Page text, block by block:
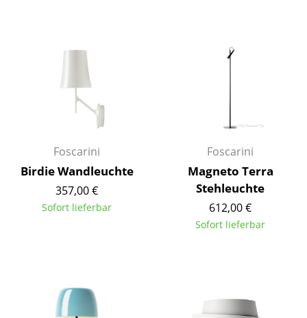
... alle Tische
Aufbewahren
Regale & Schränke
Sideboards & Kommoden
Garderoben
Foscarini
Birdie Wandleuchte
357,00 €
Sofort lieferbar
Foscarini
Magneto Terra
Stehleuchte
612,00 €
Sofort lieferbar